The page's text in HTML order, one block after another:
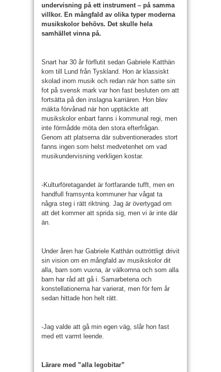
undervisning på ett instrument – på samma
villkor. En mångfald av olika typer moderna
musikskolor behövs. Det skulle hela
samhället vinna på.
Snart har 30 år förflutit sedan Gabriele Katthän
kom till Lund från Tyskland. Hon är klassiskt
skolad inom musik och redan när hon satte sin
fot på svensk mark var hon fast besluten om att
fortsätta på den inslagna karriären. Hon blev
mäkta förvånad när hon upptäckte att
musikskolor enbart fanns i kommunal regi, men
inte förmådde möta den stora efterfrågan.
Genom att platserna där subventionerades stort
fanns ingen som helst medvetenhet om vad
musikundervisning verkligen kostar.
-Kulturföretagandet är fortfarande tufft, men en
handfull framsynta kommuner har vågat ta
några steg i rätt riktning. Jag är övertygad om
att det kommer att sprida sig, men vi är inte där
än.
Under åren har Gabriele Katthän outtröttligt drivit
sin vision om en mångfald av musikskolor dit
alla, barn som vuxna, är välkomna och som alla
barn har råd att gå i. Samarbetena och
konstellationerna har varierat, men för fem år
sedan hittade hon helt rätt.
-Jag valde att gå min egen väg, slår hon fast
med ett varmt leende.
Lärare med ”alla legobitar”